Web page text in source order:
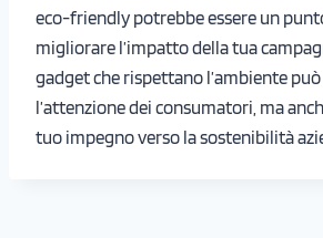
eco-friendly potrebbe essere un
migliorare l’impatto della tua
gadget che rispettano l’ambiente
l’attenzione dei consumatori, ma
tuo impegno verso la sostenibilità